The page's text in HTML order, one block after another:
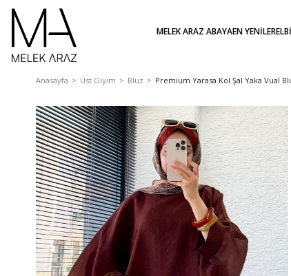
MELEK ARAZ ABAYAEN YENİLER
Anasayfa Üst Giyim Bluz Premium Yarasa Kol Şal Yaka Vual